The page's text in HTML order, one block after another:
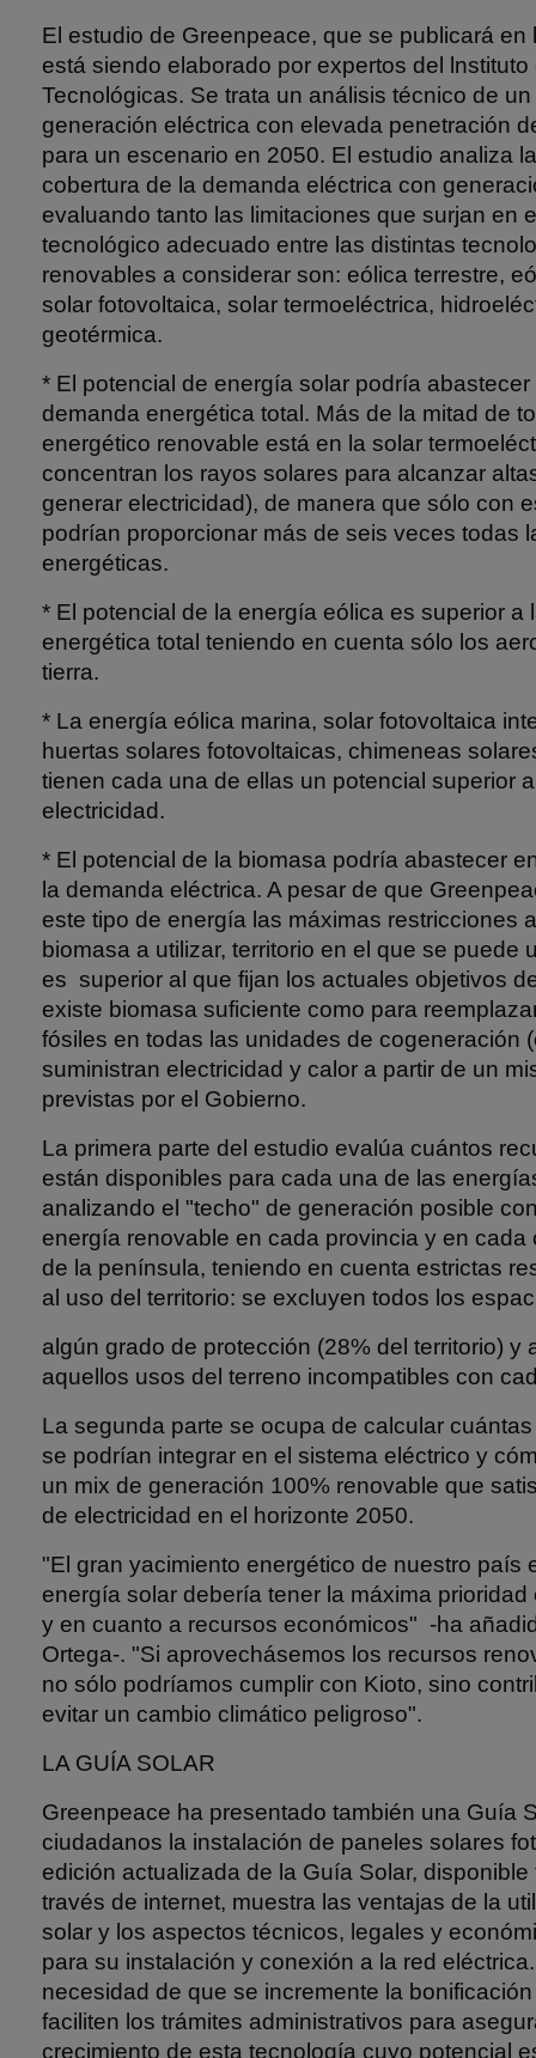
El estudio de Greenpeace, que se publicará en
está siendo elaborado por expertos del
Tecnológicas. Se trata un análisis técnico de
generación eléctrica con elevada penetración
para un escenario en 2050. El estudio analiza
cobertura de la demanda eléctrica con
evaluando tanto las limitaciones que surjan en
tecnológico adecuado entre las distintas
renovables a considerar son: eólica terrestre,
solar fotovoltaica, solar termoeléctrica,
geotérmica.
* El potencial de energía solar podría
demanda energética total. Más de la mitad de
energético renovable está en la solar
concentran los rayos solares para alcanzar
generar electricidad), de manera que sólo con
podrían proporcionar más de seis veces todas
energéticas.
* El potencial de la energía eólica es superior a
energética total teniendo en cuenta sólo los
tierra.
* La energía eólica marina, solar fotovoltaica
huertas solares fotovoltaicas, chimeneas
tienen cada una de ellas un potencial superior
electricidad.
* El potencial de la biomasa podría abastecer
la demanda eléctrica. A pesar de que
este tipo de energía las máximas restricciones
biomasa a utilizar, territorio en el que se puede
es superior al que fijan los actuales objetivos
existe biomasa suficiente como para
fósiles en todas las unidades de cogeneración
suministran electricidad y calor a partir de un
previstas por el Gobierno.
La primera parte del estudio evalúa cuántos
están disponibles para cada una de las
analizando el "techo" de generación posible
energía renovable en cada provincia y en
de la península, teniendo en cuenta estrictas
al uso del territorio: se excluyen todos los
algún grado de protección (28% del territorio) y
aquellos usos del terreno incompatibles con
La segunda parte se ocupa de calcular
se podrían integrar en el sistema eléctrico y
un mix de generación 100% renovable que
de electricidad en el horizonte 2050.
"El gran yacimiento energético de nuestro país
energía solar debería tener la máxima
y en cuanto a recursos económicos" -ha
Ortega-. "Si aprovechásemos los recursos
no sólo podríamos cumplir con Kioto, sino
evitar un cambio climático peligroso".
LA GUÍA SOLAR
Greenpeace ha presentado también una Guía
ciudadanos la instalación de paneles solares
edición actualizada de la Guía Solar,
través de internet, muestra las ventajas de la
solar y los aspectos técnicos, legales y
para su instalación y conexión a la red
necesidad de que se incremente la
faciliten los trámites administrativos para
crecimiento de esta tecnología cuyo potencial